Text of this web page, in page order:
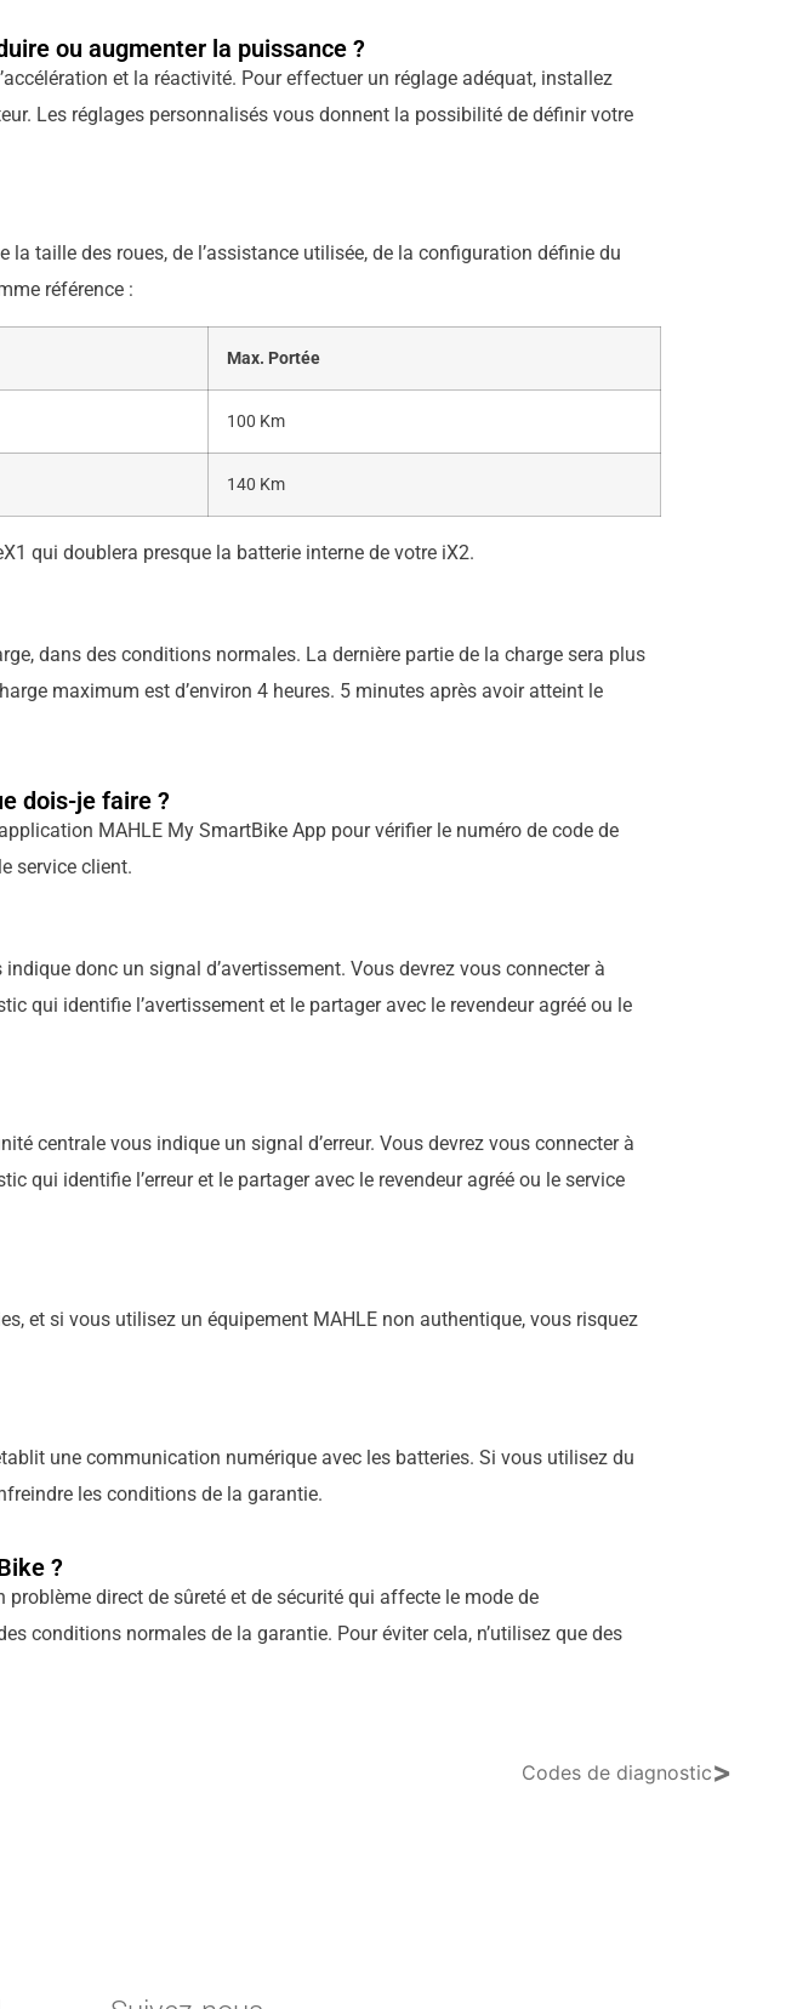
ou augmenter la puissance ?
et la réactivité. Pour effectuer un réglage adéquat, installez
Les réglages personnalisés vous donnent la possibilité de définir votre
la taille des roues, de l’assistance utilisée, de la configuration définie du
référence :
Max. Portée
100 Km
140 Km
qui doublera presque la batterie interne de votre iX2.
dans des conditions normales. La dernière partie de la charge sera plus
maximum est d’environ 4 heures. 5 minutes après avoir atteint le
dois-je faire ?
MAHLE My SmartBike App pour vérifier le numéro de code de
service client.
donc un signal d’avertissement. Vous devrez vous connecter à
qui identifie l’avertissement et le partager avec le revendeur agréé ou le
centrale vous indique un signal d’erreur. Vous devrez vous connecter à
qui identifie l’erreur et le partager avec le revendeur agréé ou le service
et si vous utilisez un équipement MAHLE non authentique, vous risquez
une communication numérique avec les batteries. Si vous utilisez du
les conditions de la garantie.
?
direct de sûreté et de sécurité qui affecte le mode de
conditions normales de la garantie. Pour éviter cela, n’utilisez que des
Codes de diagnostic>